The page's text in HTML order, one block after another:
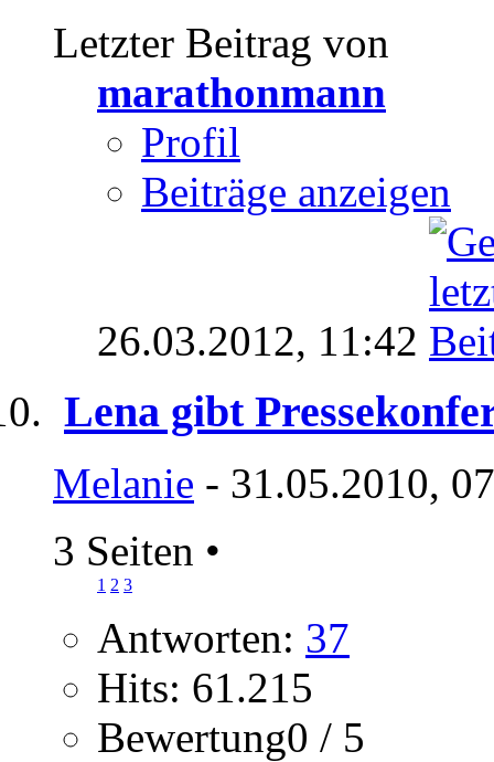
Letzter Beitrag von
marathonmann
Profil
Beiträge anzeigen
26.03.2012, 11:42
Lena gibt
Melanie - 31.05.2010,
3 Seiten •
1 2 3
Antworten: 37
Hits: 61.215
Bewertung0 / 5